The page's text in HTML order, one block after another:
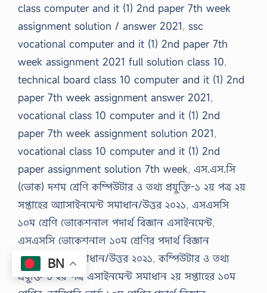
class computer and it (1) 2nd paper 7th week
assignment solution / answer 2021, ssc
vocational computer and it (1) 2nd paper 7th
week assignment 2021 full solution class 10,
technical board class 10 computer and it (1) 2nd
paper 7th week assignment answer 2021,
vocational class 10 computer and it (1) 2nd
paper 7th week assignment solution 2021,
vocational class 10 computer and it (1) 2nd
paper assignment solution 7th week, এস.এস.সি
(ভোক) দশম শ্রেণি কম্পিউটার ও তথ্য প্রযুক্তি-১ ২য় পত্র ২য়
সপ্তাহের অ্যাসাইনমেন্ট সমাধান/উত্তর ২০২১, এসএসসি
১০ম শ্রেণি ভোকেশনাল পদার্থ বিজ্ঞান এসাইনমেন্ট,
এসএসসি ভোকেশনাল ১০ম শ্রেণির পদার্থ বিজ্ঞান
অ্যাসাইনমেন্ট সমাধান/উত্তর ২০২১,কম্পিউটার ও তথ্য
প্রযুক্তি-১ ২য় পত্র এসাইনমেন্ট সমাধান ২য় সপ্তাহের ১০ম
BN